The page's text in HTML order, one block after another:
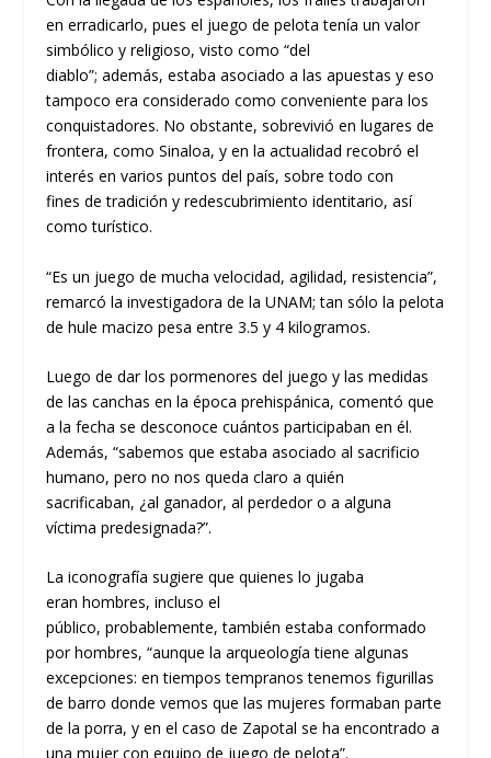
en erradicarlo, pues el juego de pelota tenía un valor
simbólico y religioso, visto como “del
diablo”; además, estaba asociado a las apuestas y eso
tampoco era considerado como conveniente para los
conquistadores. No obstante, sobrevivió en lugares de
frontera, como Sinaloa, y en la actualidad recobró el
interés en varios puntos del país, sobre todo con
fines de tradición y redescubrimientoidentitario,así
como turístico.
“Es un juego de mucha velocidad, agilidad, resistencia”,
remarcó la investigadora de la UNAM; tan sólola pelota
de hule macizo pesa entre 3.5 y 4 kilogramos.
Luego de dar los pormenores del juego y las medidas
de las canchas en la época prehispánica, comentóque
a la fecha se desconoce cuántos participaban enél.
Además,“sabemos que estaba asociado al sacrificio
humano, pero no nos queda claro a quién
sacrificaban, ¿al ganador, al perdedoro aalguna
víctimapredesignada?”.
La iconografía sugiere que quienes lo jugaba
eranhombres, incluso el
público, probablemente, tambiénestaba conformado
porhombres, “aunque la arqueología tiene algunas
excepciones: en tiempos tempranos tenemos figurillas
de barro donde vemos quelas mujeres formaban parte
de la porra, y en el caso de Zapotal se ha encontrado a
una mujer con equipo de juego de pelota”.